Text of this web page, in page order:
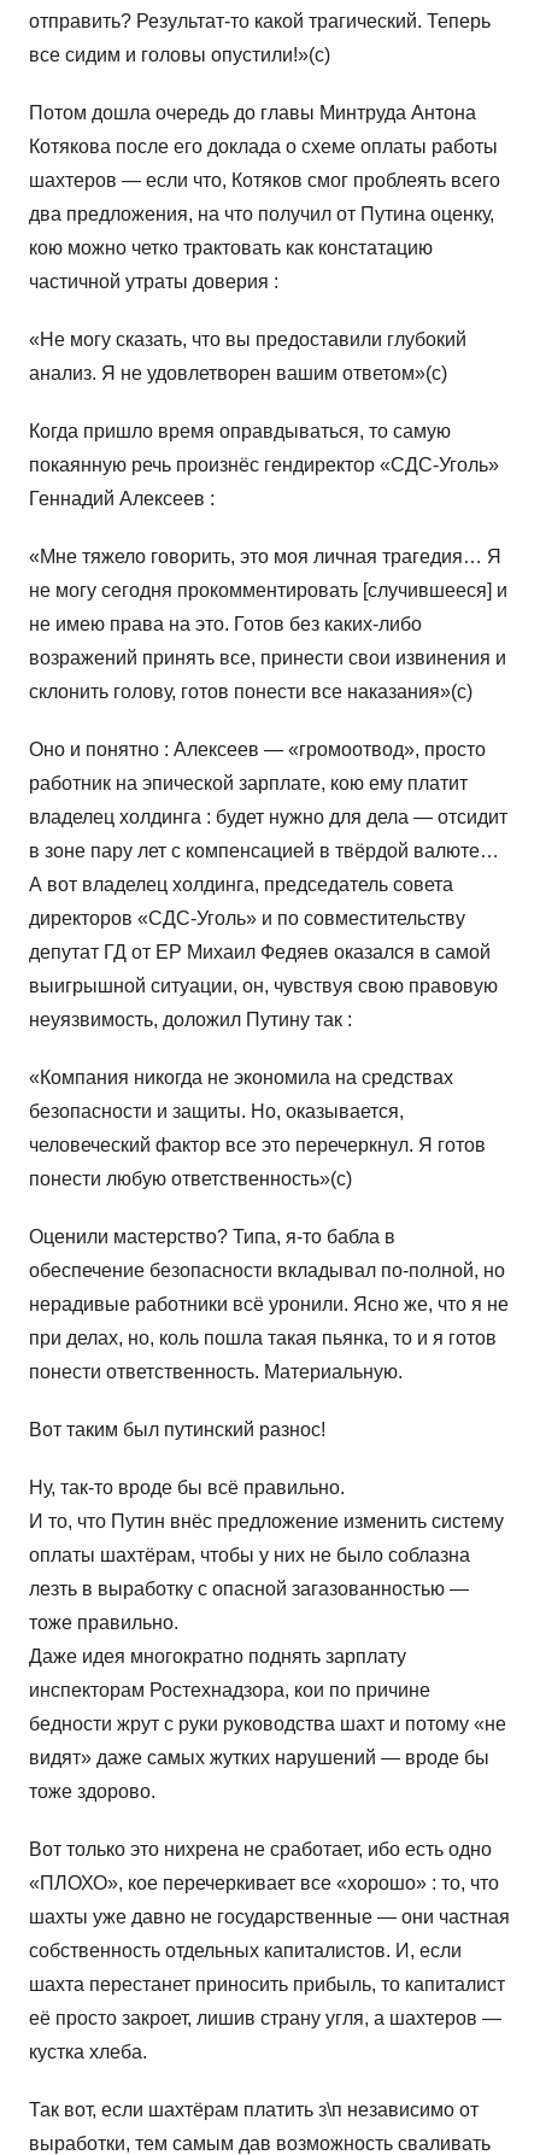
отправить? Результат-то какой трагический. Теперь
все сидим и головы опустили!»(с)
Потом дошла очередь до главы Минтруда Антона
Котякова после его доклада о схеме оплаты работы
шахтеров — если что, Котяков смог проблеять всего
два предложения, на что получил от Путина оценку,
кою можно четко трактовать как констатацию
частичной утраты доверия :
«Не могу сказать, что вы предоставили глубокий
анализ. Я не удовлетворен вашим ответом»(с)
Когда пришло время оправдываться, то самую
покаянную речь произнёс гендиректор «СДС-Уголь»
Геннадий Алексеев :
«Мне тяжело говорить, это моя личная трагедия… Я
не могу сегодня прокомментировать [случившееся] и
не имею права на это. Готов без каких-либо
возражений принять все, принести свои извинения и
склонить голову, готов понести все наказания»(с)
Оно и понятно : Алексеев — «громоотвод», просто
работник на эпической зарплате, кою ему платит
владелец холдинга : будет нужно для дела — отсидит
в зоне пару лет с компенсацией в твёрдой валюте…
А вот владелец холдинга, председатель совета
директоров «СДС-Уголь» и по совместительству
депутат ГД от ЕР Михаил Федяев оказался в самой
выигрышной ситуации, он, чувствуя свою правовую
неуязвимость, доложил Путину так :
«Компания никогда не экономила на средствах
безопасности и защиты. Но, оказывается,
человеческий фактор все это перечеркнул. Я готов
понести любую ответственность»(с)
Оценили мастерство? Типа, я-то бабла в
обеспечение безопасности вкладывал по-полной, но
нерадивые работники всё уронили. Ясно же, что я не
при делах, но, коль пошла такая пьянка, то и я готов
понести ответственность. Материальную.
Вот таким был путинский разнос!
Ну, так-то вроде бы всё правильно.
И то, что Путин внёс предложение изменить систему
оплаты шахтёрам, чтобы у них не было соблазна
лезть в выработку с опасной загазованностью —
тоже правильно.
Даже идея многократно поднять зарплату
инспекторам Ростехнадзора, кои по причине
бедности жрут с руки руководства шахт и потому «не
видят» даже самых жутких нарушений — вроде бы
тоже здорово.
Вот только это нихрена не сработает, ибо есть одно
«ПЛОХО», кое перечеркивает все «хорошо» : то, что
шахты уже давно не государственные — они частная
собственность отдельных капиталистов. И, если
шахта перестанет приносить прибыль, то капиталист
её просто закроет, лишив страну угля, а шахтеров —
кустка хлеба.
Так вот, если шахтёрам платить з\п независимо от
выработки, тем самым дав возможность сваливать